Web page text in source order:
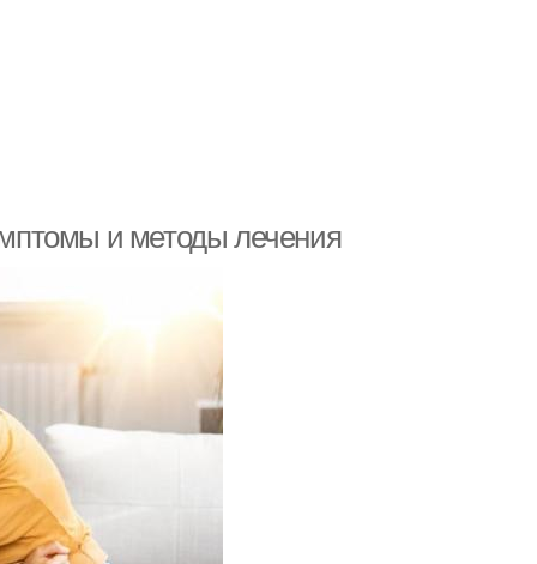
и методы лечения